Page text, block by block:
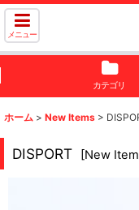
メニュー
カテゴリ
ホーム > New Items >
DISPORT [New